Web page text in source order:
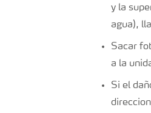
y la
agua),
Sacar
a la
Si el